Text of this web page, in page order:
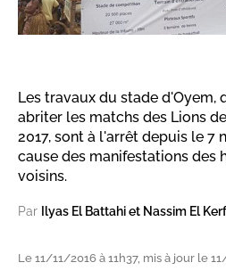
Les travaux du stade
abriter les matchs des Lions
2017, sont à l'arrêt depuis le 7
cause des manifestations des
voisins.
Par Ilyas El Battahi et Nassim El Kerf
Le 11/11/2016 à 11h37, mis à jour le